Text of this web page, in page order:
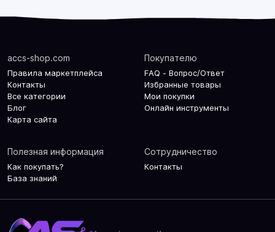
accs-shop.com
Правила маркетплейса
Контакты
Все категории
Блог
Карта сайта
Покупателю
FAQ - Вопрос/Ответ
Избранные товары
Мои покупки
Онлайн инструменты
Полезная информация
Как покупать?
База знаний
Сотрудничество
Контакты